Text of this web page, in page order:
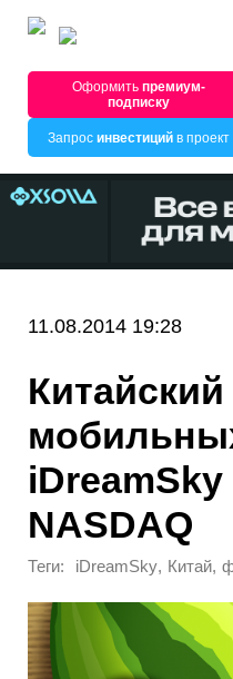
Оформитьпремиум-
подписку
Запрос инвестицийв проект
11.08.2014 19:28
NASDAQ
Теги: iDreamSky, Китай,